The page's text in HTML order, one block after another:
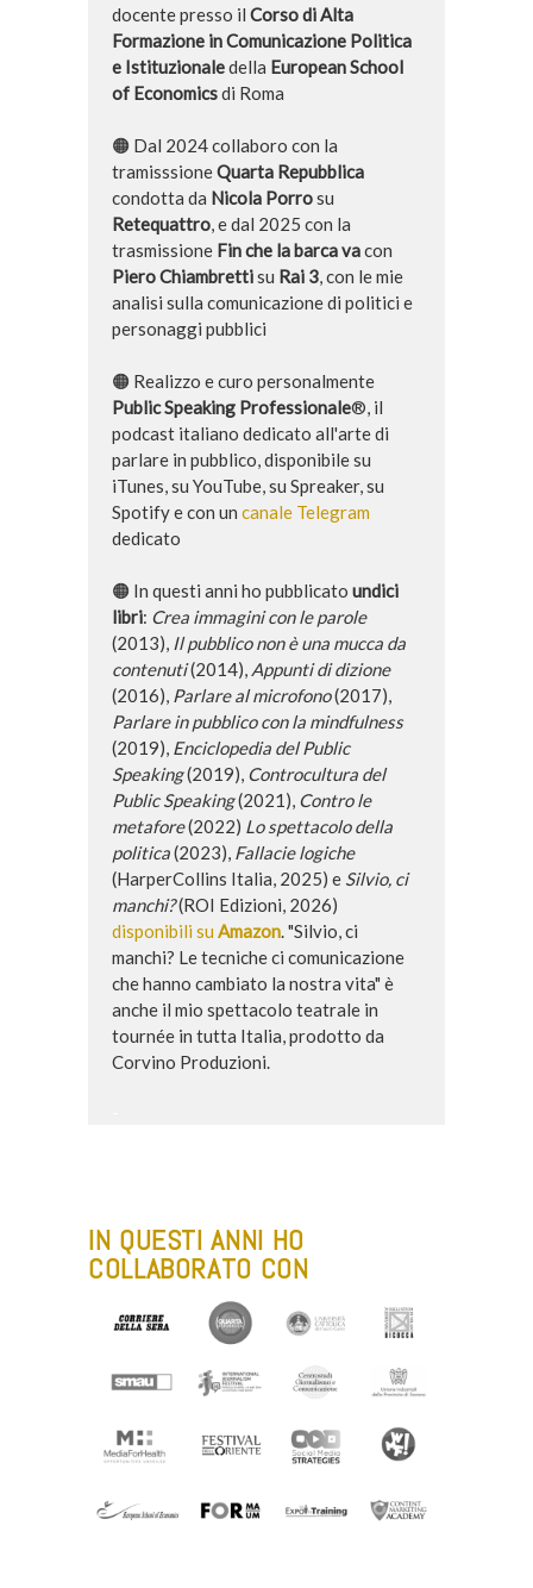
docente presso il Corso di Alta
Formazione in Comunicazione Politica
e Istituzionaledella European School
of Economicsdi Roma
🟠 Dal 2024 collaboro con la
tramisssioneQuarta Repubblica
condotta da Nicola Porrosu
Retequattro, e dal 2025 con la
trasmissione Fin che la barca vacon
Piero Chiambrettisu Rai 3, con le mie
analisi sulla comunicazione di politici e
personaggi pubblici
🟠 Realizzo e curo personalmente
Public Speaking Professionale®, il
podcast italiano dedicato all'arte di
parlare in pubblico, disponibile su
iTunes, su YouTube, su Spreaker, su
Spotify e con un canale Telegram
dedicato
🟠 In questi anni ho pubblicato undici
libri: Crea immagini con le parole
(2013), Il pubblico non è una mucca da
contenuti(2014), Appunti di dizione
(2016), Parlare al microfono(2017),
Parlare in pubblico con la mindfulness
(2019), Enciclopedia del Public
Speaking(2019), Controcultura del
Public Speaking(2021), Contro le
metafore(2022) Lo spettacolo della
politica(2023), Fallacie logiche
(HarperCollins Italia, 2025) e Silvio, ci
manchi?(ROI Edizioni, 2026)
disponibili su Amazon. "Silvio, ci
manchi? Le tecniche ci comunicazione
che hanno cambiato la nostra vita" è
anche il mio spettacolo teatrale in
tournée in tutta Italia, prodotto da
Corvino Produzioni.
IN QUESTI ANNI HO
COLLABORATO CON